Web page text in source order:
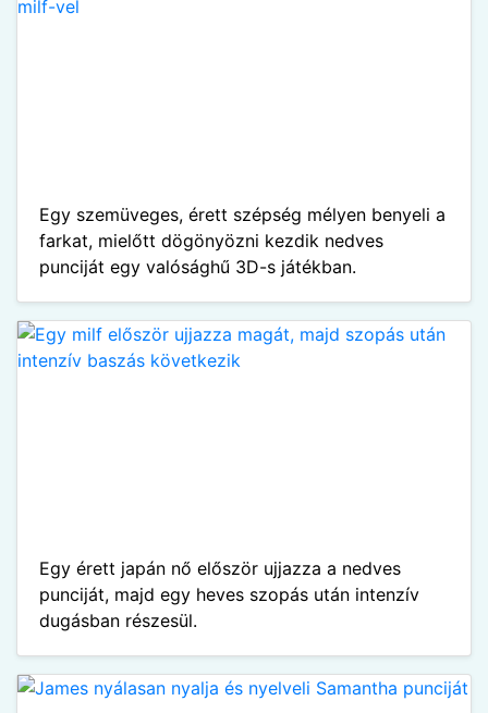
Egy szemüveges, érett szépség mélyen benyeli a
farkat, mielőtt dögönyözni kezdik nedves
punciját egy valósághű 3D-s játékban.
Egy érett japán nő először ujjazza a nedves
punciját, majd egy heves szopás után intenzív
dugásban részesül.